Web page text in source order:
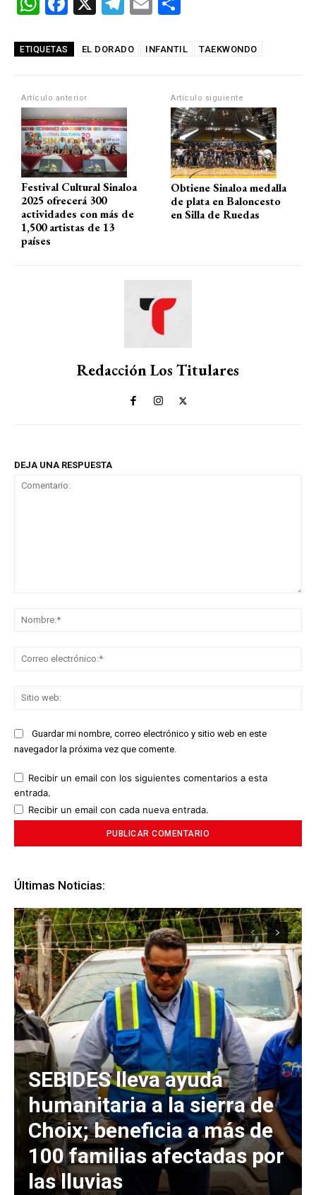
at
A
p
p
ce
o
o
k
e
m
ail m
ar
tir
ETIQUETAS EL DORADO INFANTIL TAEKWONDO
Artículo anterior
Festival Cultural Sinaloa
2025 ofrecerá 300
actividades con más de
1,500 artistas de 13
países
Artículo siguiente
Obtiene Sinaloa medalla
de plata en Baloncesto
en Silla de Ruedas
Redacción Los Titulares
DEJA UNA RESPUESTA
Guardar mi nombre, correo electrónico y sitio web en este
navegador la próxima vez que comente.
Recibir un email con los siguientes comentarios a esta
entrada.
Recibir un email con cada nueva entrada.
Últimas Noticias:
SEBIDES lleva ayuda
humanitaria a la sierra de
Choix; beneficia a más de
100 familias afectadas por
las lluvias